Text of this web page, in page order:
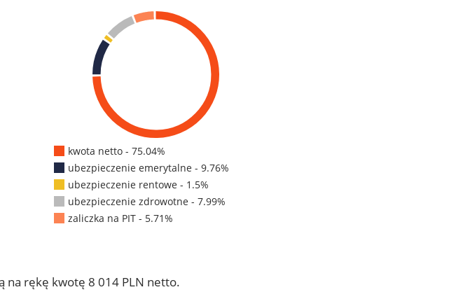
kwota netto - 75.04%
ubezpieczenie emerytalne - 9.76%
ubezpieczenie rentowe - 1.5%
ubezpieczenie zdrowotne - 7.99%
zaliczka na PIT - 5.71%
na rękę kwotę 8 014 PLN netto.